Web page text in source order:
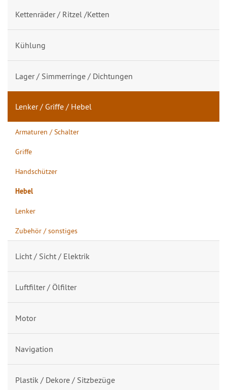
Kettenräder / Ritzel /Ketten
Kühlung
Lager / Simmerringe / Dichtungen
Lenker / Griffe / Hebel
Armaturen / Schalter
Griffe
Handschützer
Hebel
Lenker
Zubehör / sonstiges
Licht / Sicht / Elektrik
Luftfilter / Ölfilter
Motor
Navigation
Plastik / Dekore / Sitzbezüge